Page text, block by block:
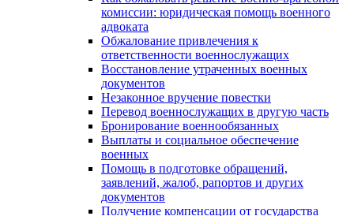
комиссии: юридическая помощь военного
адвоката
Обжалование привлечения к
ответственности военнослужащих
Восстановление утраченных военных
документов
Незаконное вручение повестки
Перевод военнослужащих в другую часть
Бронирование военнообязанных
Выплаты и социальное обеспечение
военных
Помощь в подготовке обращений,
заявлений, жалоб, рапортов и других
документов
Получение компенсации от государства